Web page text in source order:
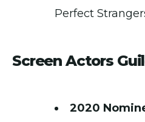
Perfect
Screen Actors
2020